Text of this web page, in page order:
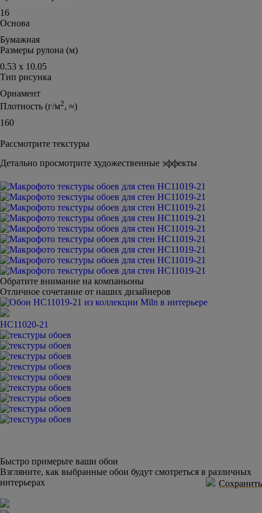
16
Основа
Бумажная
Размеры рулона (м)
0.53 х 10.05
Тип рисунка
Орнамент
Плотность (г/м2, ≈)
160
Рассмотрите текстуры
Детально просмотрите художественные эффекты
Обратите внимание на компаньоны
Отличное сочетание от наших дизайнеров
HC11020-21
Быстро примерьте ваши обои
Взгляните, как выбранные обои будут смотреться в различных
интерьерах
Сохранить